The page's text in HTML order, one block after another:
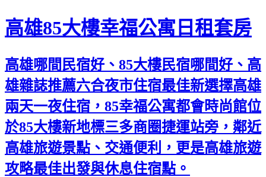
高雄85大樓幸福公寓日租套房
高雄哪間民宿好、85大樓民宿哪間好、高
雄雜誌推薦六合夜市住宿最佳新選擇高雄
兩天一夜住宿，85幸福公寓都會時尚館位
於85大樓新地標三多商圈捷運站旁，鄰近
高雄旅遊景點、交通便利，更是高雄旅遊
攻略最佳出發與休息住宿點。